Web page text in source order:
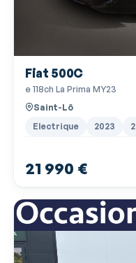
Phares halogènes
Prise 12V
Prise USB
Radio numérique DAB
Régulateur de vitesse
Régulateur de vitesse
Fiat 500C
e 118ch La Prima MY23
Saint-Lô
Electrique 2023
21 990 €